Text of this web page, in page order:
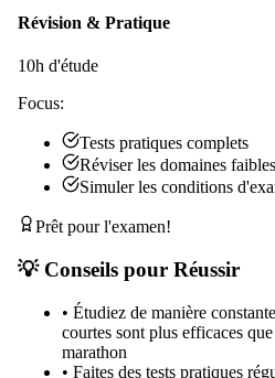
Révision & Pratique
10h d'étude
Focus:
Tests pratiques complets
Réviser les domaines faibles
Simuler les conditions
Prêt pour l'examen!
💡 Conseils pour Réussir
• Étudiez de manière
courtes sont plus efficaces
marathon
• Faites des tests pratiques